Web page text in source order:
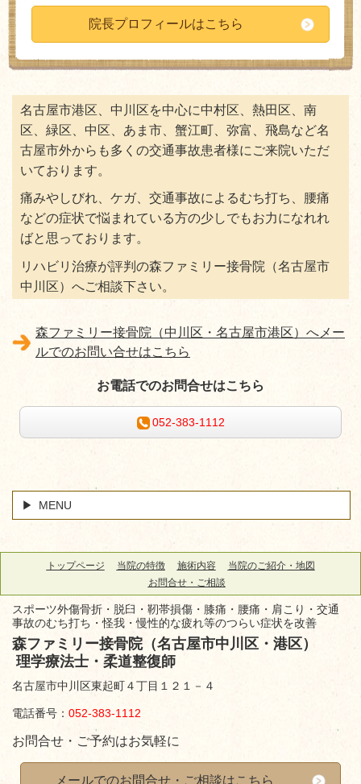
院長プロフィールはこちら
名古屋市港区、中川区を中心に中村区、熱田区、南
区、緑区、中区、あま市、蟹江町、弥富、飛島など名
古屋市外からも多くの交通事故患者様にご来院いただ
いております。
痛みやしびれ、ケガ、交通事故によるむち打ち、腰痛
などの症状で悩まれている方の少しでもお力になれれ
ばと思っております。
リハビリ治療が評判の森ファミリー接骨院（名古屋市
中川区）へご相談下さい。
森ファミリー接骨院（中川区・名古屋市港区）へメー
ルでのお問い合せはこちら
お電話でのお問合せはこちら
052-383-1112
MENU
トップページ 当院の特徴 施術内容
当院のご紹介・地図
お問合せ・ご相談
スポーツ外傷骨折・脱臼・靭帯損傷・膝痛・腰痛・肩こり・交通
事故のむち打ち・怪我・慢性的な疲れ等のつらい症状を改善
森ファミリー接骨院（名古屋市中川区・港区）
理学療法士・柔道整復師
名古屋市中川区東起町４丁目１２１－４
電話番号： 052-383-1112
お問合せ・ご予約はお気軽に
メールでのお問合せ・ご相談はこちら